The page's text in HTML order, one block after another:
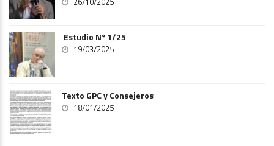
Estudio Nº 1/25
19/03/2025
Texto GPC y Consejeros
18/01/2025